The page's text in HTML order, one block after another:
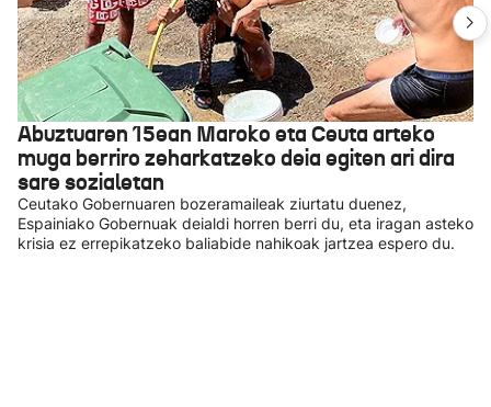
Abuztuaren 15ean Maroko eta Ceuta arteko
muga berriro zeharkatzeko deia egiten ari dira
sare sozialetan
Ceutako Gobernuaren bozeramaileak ziurtatu duenez,
Espainiako Gobernuak deialdi horren berri du, eta iragan asteko
krisia ez errepikatzeko baliabide nahikoak jartzea espero du.